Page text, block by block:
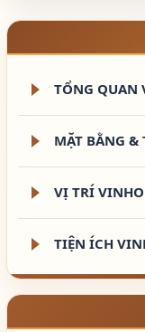
TỔNG QUAN
MẶT BẰNG &
VỊ TRÍ
TIỆN ÍCH